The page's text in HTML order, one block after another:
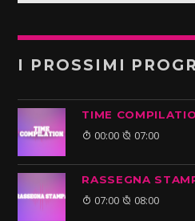
I PROSSIMI
TIME
00:00 07:00
RASSEGNA
07:00 08:00